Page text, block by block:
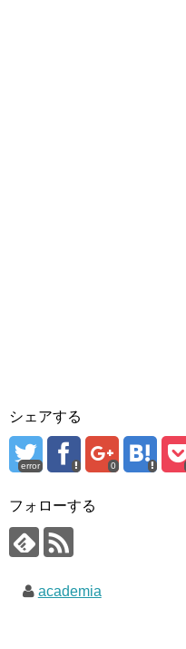
シェアする
error 0
フォローする
academia